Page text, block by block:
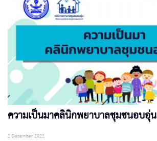
ความเป็นมาคลินิกพยาบาลชุมชนอบอุ่น
2 December 2022